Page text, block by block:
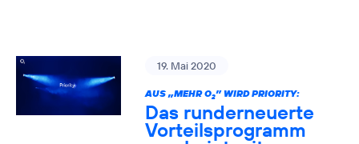
19. Mai 2020
AUS „MEHR O2” WIRD PRIORITY:
Das runderneuerte
Vorteilsprogramm